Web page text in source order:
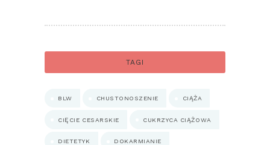
TAGI
BLW CHUSTONOSZENIE CIĄŻA
CIĘCIE CESARSKIE CUKRZYCA CIĄŻOWA
DIETETYK DOKARMIANIE